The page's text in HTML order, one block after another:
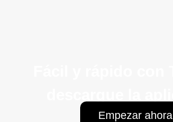
Empezar ahora